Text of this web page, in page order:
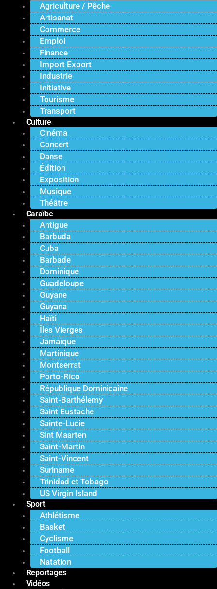
Agriculture / Pêche
Artisanat
Commerce
Emploi
Finance
Import Export
Industrie
Initiative
Tourisme
Transport
Culture
Cinéma
Concert
Danse
Édition
Exposition
Musique
Théâtre
Caraïbe
Antigue
Barbuda
Cuba
Barbade
Dominique
Guadeloupe
Guyane
Guyana
Haïti
Îles Vierges
Jamaïque
Martinique
Montserrat
Porto-Rico
République Dominicaine
Saint-Barthélemy
Saint Eustache
Sainte-Lucie
Sint Maarten
Saint-Martin
Saint-Vincent
Suriname
Trinidad et Tobago
US Virgin Island
Sport
Athlétisme
Basket
Cyclisme
Football
Natation
Reportages
Vidéos